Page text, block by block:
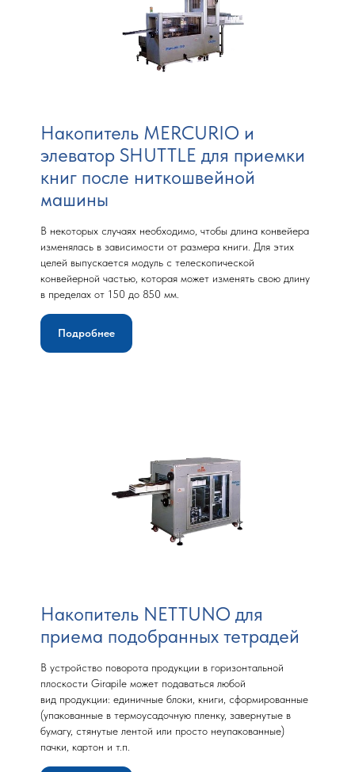
Накопитель MERCURIO и
элеватор SHUTTLE для приемки
книг после ниткошвейной
машины
В некоторых случаях необходимо, чтобы длина конвейера
изменялась в зависимости от размера книги. Для этих
целей выпускается модуль с телескопической
конвейерной частью, которая может изменять свою длину
в пределах от 150 до 850 мм.
Подробнее
Накопитель NETTUNO для
приема подобранных тетрадей
В устройство поворота продукции в горизонтальной
плоскости Girapile может подаваться любой
вид продукции: единичные блоки, книги, сформированные
(упакованные в термоусадочную пленку, завернутые в
бумагу, стянутые лентой или просто неупакованные)
пачки, картон и т.п.